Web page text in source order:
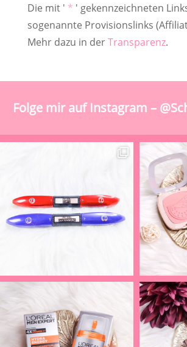
Die mit ' * ' gekennzeichneten
sogenannte Provisionslinks
Mehr dazu in derTransparenz.
Folge mir auf Instagram –